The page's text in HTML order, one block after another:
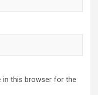
in this browser for the